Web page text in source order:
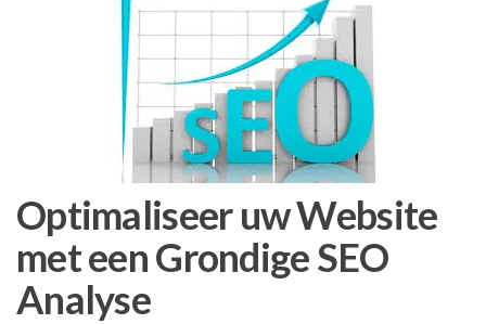
Optimaliseer uw Website
met een Grondige SEO
Analyse